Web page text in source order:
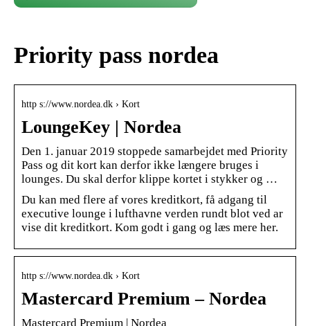
Priority pass nordea
http s://www.nordea.dk › Kort
LoungeKey | Nordea
Den 1. januar 2019 stoppede samarbejdet med Priority
Pass og dit kort kan derfor ikke længere bruges i
lounges. Du skal derfor klippe kortet i stykker og …
Du kan med flere af vores kreditkort, få adgang til
executive lounge i lufthavne verden rundt blot ved ar
vise dit kreditkort. Kom godt i gang og læs mere her.
http s://www.nordea.dk › Kort
Mastercard Premium – Nordea
Mastercard Premium | Nordea